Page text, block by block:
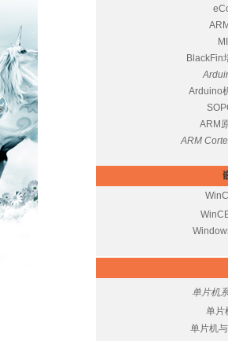
BlackFin
Arduino
ARM
ARM
单片机
单片
单片机